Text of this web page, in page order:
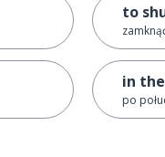
to
in
po